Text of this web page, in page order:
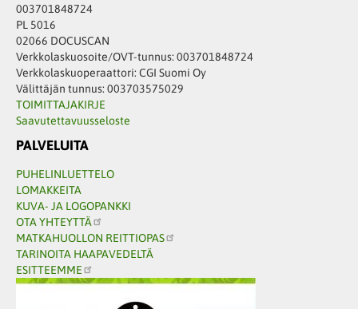
003701848724
PL 5016
02066 DOCUSCAN
Verkkolaskuosoite/OVT-tunnus: 003701848724
Verkkolaskuoperaattori: CGI Suomi Oy
Välittäjän tunnus: 003703575029
TOIMITTAJAKIRJE
Saavutettavuusseloste
PALVELUITA
PUHELINLUETTELO
LOMAKKEITA
KUVA- JA LOGOPANKKI
OTA YHTEYTTÄ
MATKAHUOLLON REITTIOPAS
TARINOITA HAAPAVEDELTÄ
ESITTEEMME